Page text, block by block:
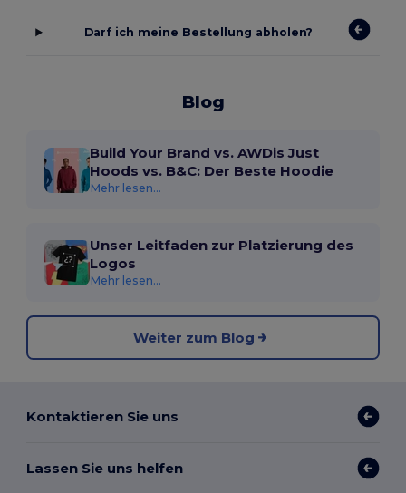
Darf ich meine Bestellung abholen?
Blog
Build Your Brand vs. AWDis Just
Hoods vs. B&C: Der Beste Hoodie
Mehr lesen...
Unser Leitfaden zur Platzierung des
Logos
Mehr lesen...
Weiter zum Blog
Kontaktieren Sie uns
Lassen Sie uns helfen